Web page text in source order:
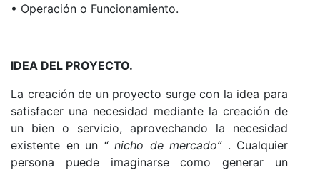
• Operación o Funcionamiento.
IDEA DEL PROYECTO.
La creación de un proyecto surge con la idea para
satisfacer una necesidad mediante la creación de
un bien o servicio, aprovechando la necesidad
existente en un “ nicho de mercado” . Cualquier
persona puede imaginarse como generar un